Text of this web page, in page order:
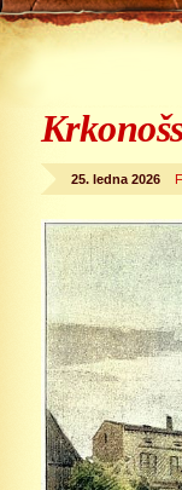
25. ledna 2026